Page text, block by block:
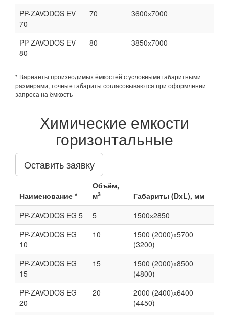
PP-ZAVODOS EV
70
70 3600х7000
PP-ZAVODOS EV
80
80 3850х7000
* Варианты производимых ёмкостей с условными габаритными
размерами, точные габариты согласовываются при оформлении
запроса на ёмкость
Химические емкости
горизонтальные
Оставить заявку
Наименование *
Объём,
м3
Габариты (DхL), мм
PP-ZAVODOS EG 5
5
1500х2850
PP-ZAVODOS EG
10
10
1500 (2000)х5700
(3200)
PP-ZAVODOS EG
15
15
1500 (2000)х8500
(4800)
PP-ZAVODOS EG
20
20
2000 (2400)х6400
(4450)